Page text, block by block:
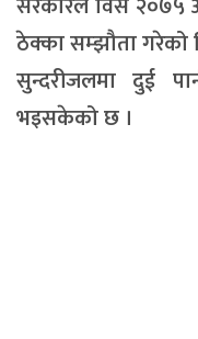
ठेक्का सम्झौता गरेको
सुन्दरीजलमा दुई
भइसकेको छ ।